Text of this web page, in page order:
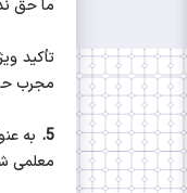
ما حق
تأکید
مجرب
5. به
معلمی